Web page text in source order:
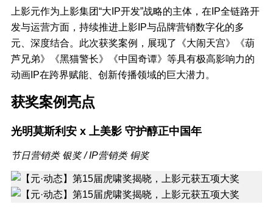
上影元作为上影集团“大IP开发”战略的主体，在IP全链路开
发与运营方面，持续推进上影IP与品牌营销数字化的多
元、深度结合。此次获奖案例，展现了《大闹天宫》《葫
芦兄弟》《黑猫警长》《中国奇谭》等具有极高影响力的
动画IP在跨界赋能、创新传播领域的巨大潜力。
获奖案例亮点
光明莫斯利安 x 上美影 守护醇正中国年
节日营销类 银奖 / IP营销类 铜奖